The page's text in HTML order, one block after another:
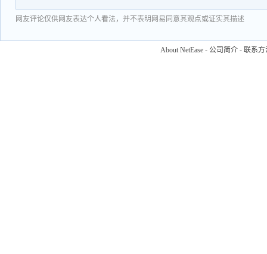
网友评论仅供网友表达个人看法，并不表明网易同意其观点或证实其描述
About NetEase - 公司简介 - 联系方